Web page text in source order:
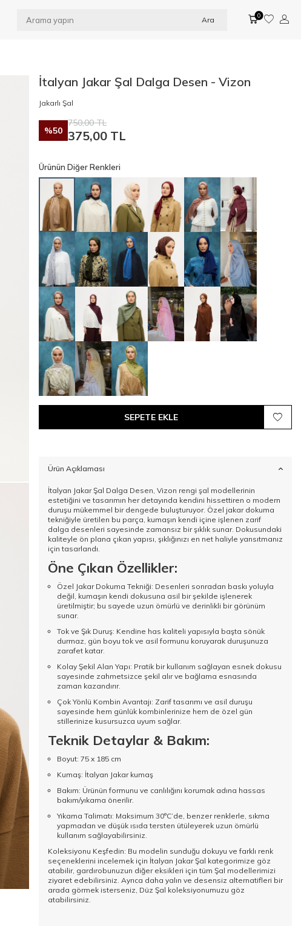
Ara 0
İtalyan Jakar Şal Dalga Desen - Vizon
Jakarlı Şal
%50
750,00TL
375,00 TL
Ürünün Diğer Renkleri
SEPETE EKLE
Ürün Açıklaması
İtalyan Jakar Şal Dalga Desen, Vizon rengi şal modellerinin
estetiğini ve tasarımın her detayında kendini hissettiren o modern
duruşu mükemmel bir dengede buluşturuyor. Özel jakar dokuma
tekniğiyle üretilen bu parça, kumaşın kendi içine işlenen zarif
dalga desenleri sayesinde zamansız bir şıklık sunar. Dokusundaki
kaliteyle ön plana çıkan yapısı, şıklığınızı en net haliyle yansıtmanız
için tasarlandı.
Öne Çıkan Özellikler:
Özel Jakar Dokuma Tekniği: Desenleri sonradan baskı yoluyla
değil, kumaşın kendi dokusuna asil bir şekilde işlenerek
üretilmiştir; bu sayede uzun ömürlü ve derinlikli bir görünüm
sunar.
Tok ve Şık Duruş: Kendine has kaliteli yapısıyla başta sönük
durmaz, gün boyu tok ve asil formunu koruyarak duruşunuza
zarafet katar.
Kolay Şekil Alan Yapı: Pratik bir kullanım sağlayan esnek dokusu
sayesinde zahmetsizce şekil alır ve bağlama esnasında
zaman kazandırır.
Çok Yönlü Kombin Avantajı: Zarif tasarımı ve asil duruşu
sayesinde hem günlük kombinlerinize hem de özel gün
stillerinize kusursuzca uyum sağlar.
Teknik Detaylar & Bakım:
Boyut: 75 x 185 cm
Kumaş: İtalyan Jakar kumaş
Bakım: Ürünün formunu ve canlılığını korumak adına hassas
bakım/yıkama önerilir.
Yıkama Talimatı: Maksimum 30°C’de, benzer renklerle, sıkma
yapmadan ve düşük ısıda tersten ütüleyerek uzun ömürlü
kullanım sağlayabilirsiniz.
Koleksiyonu Keşfedin: Bu modelin sunduğu dokuyu ve farklı renk
seçeneklerini incelemek için İtalyan Jakar Şal kategorimize göz
atabilir, gardırobunuzun diğer eksikleri için tüm Şal modellerimizi
ziyaret edebilirsiniz. Ayrıca daha yalın ve desensiz alternatifleri bir
arada görmek isterseniz, Düz Şal koleksiyonumuzu göz
atabilirsiniz.